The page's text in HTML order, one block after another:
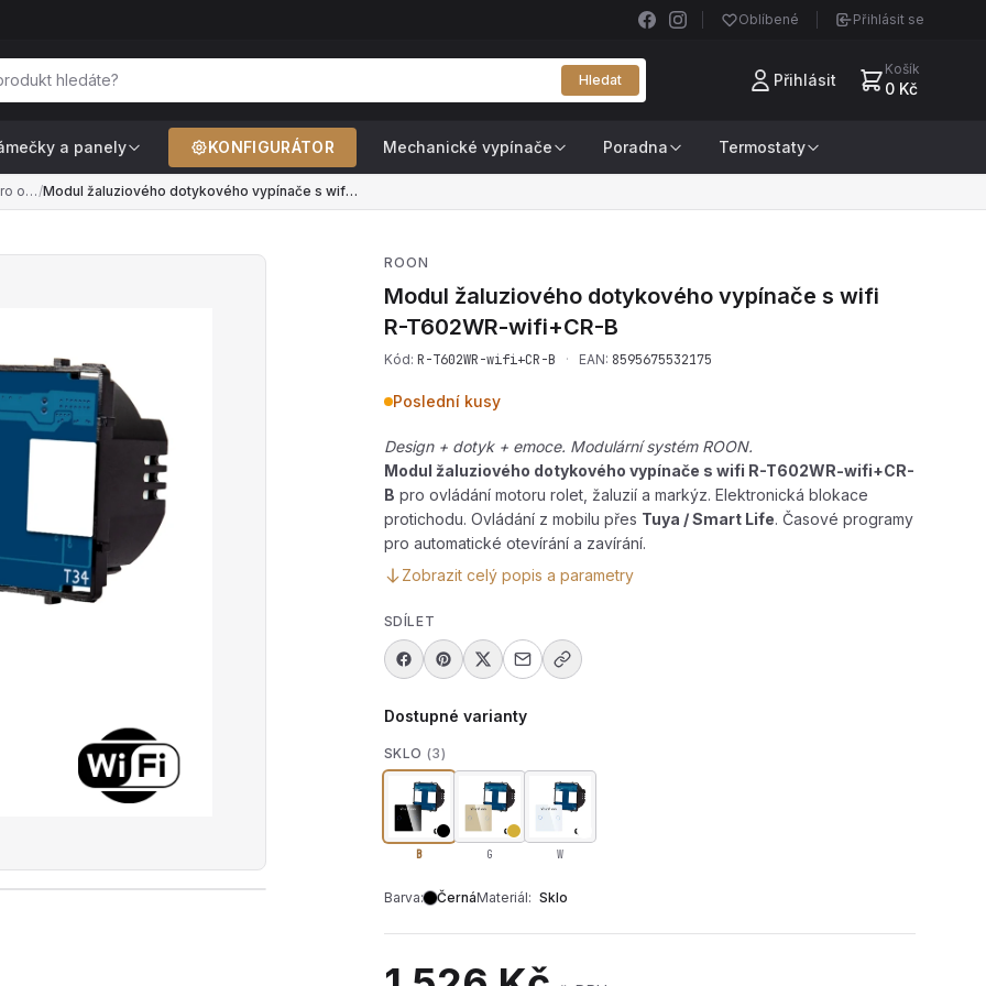
Oblíbené Přihlásit se
Hledat Přihlásit
Košík
0 Kč
a panely KONFIGURÁTOR Mechanické vypínače Poradna Termostaty
Žaluziové vypínače — pro ovládání motoru rolet a žaluzií/ Modul žaluziového dotykového vypínače s wifi R-T602WR-wifi+CR-B
produktové video — Modul žaluziového dotykového vypínače s wifi R-T602WR-wifi+CR-B
ROON
Modul žaluziového dotykového vypínače s wifi
R-T602WR-wifi+CR-B
Kód: R-T602WR-wifi+CR-B · EAN: 8595675532175
Poslední kusy
Design + dotyk + emoce. Modulární systém ROON.
Modul žaluziového dotykového vypínače s wifi R-T602WR-wifi+CR-
B pro ovládání motoru rolet, žaluzií a markýz. Elektronická blokace
protichodu. Ovládání z mobilu přes Tuya / Smart Life. Časové programy
pro automatické otevírání a zavírání.
Zobrazit celý popis a parametry
SDÍLET
Dostupné varianty
SKLO (3)
B G W
Barva: ČernáMateriál: Sklo